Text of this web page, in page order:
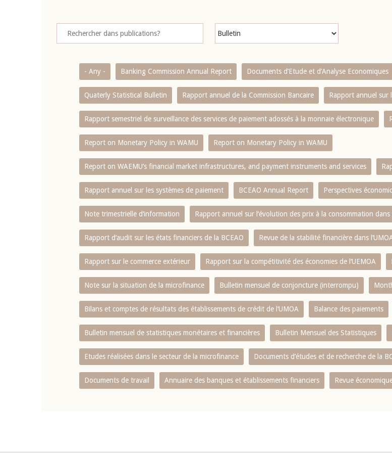
- Any - Banking Commission Annual Report Documents d’Etude et d’Analyse Economiques
Quaterly Statistical Bulletin Rapport annuel de la Commission Bancaire Rapport annuel sur
Rapport semestriel de surveillance des services de paiement adossés à la monnaie électronique
Report on Monetary Policy in WAMU Report on Monetary Policy in WAMU
Report on WAEMU’s financial market infrastructures, and payment instruments and services
Rapport annuel sur les systèmes de paiement BCEAO Annual Report Perspectives
Note trimestrielle d‘information Rapport annuel sur l‘évolution des prix à la consommation dans
Rapport d‘audit sur les états financiers de la BCEAO Revue de la stabilité financière dans
Rapport sur le commerce extérieur Rapport sur la compétitivité des économies de l‘UEMOA
Note sur la situation de la microfinance Bulletin mensuel de conjoncture (interrompu)
Bilans et comptes de résultats des établissements de crédit de l‘UMOA Balance des paiements
Bulletin mensuel de statistiques monétaires et financières Bulletin Mensuel des Statistiques
Etudes réalisées dans le secteur de la microfinance Documents d’études et de recherche de la
Documents de travail Annuaire des banques et établissements financiers Revue